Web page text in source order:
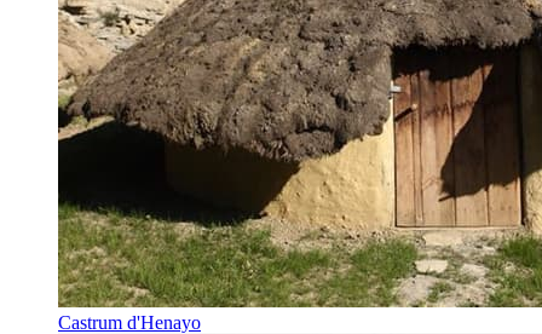
Castrum d'Henayo